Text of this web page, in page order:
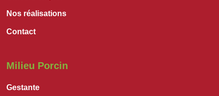
Nos réalisations
Contact
Milieu Porcin
Gestante